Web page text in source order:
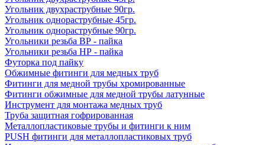
Угольник двухраструбные 90гр.
Угольник однораструбные 45гр.
Угольник однораструбные 90гр.
Угольники резьба ВР - пайка
Угольники резьба НР - пайка
Футорка под пайку
Обжимные фитинги для медных труб
Фитинги для медной трубы хромированные
Фитинги обжимные для медной трубы латунные
Инструмент для монтажа медных труб
Труба защитная гофрированная
Металлопластиковые трубы и фитинги к ним
PUSH фитинги для металлопластиковых труб